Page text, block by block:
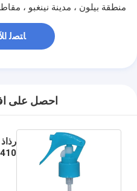
منطقة بيلون ، مدينة نينغبو ،
ﺎﺘﺼﻟ
احصل على